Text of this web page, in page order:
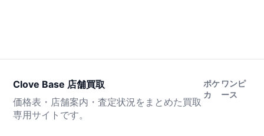
Clove Base 店舗買取
価格表・店舗案内・査定状況をまとめた買取
専用サイトです。
ポケ
カ
ワンピ
ース